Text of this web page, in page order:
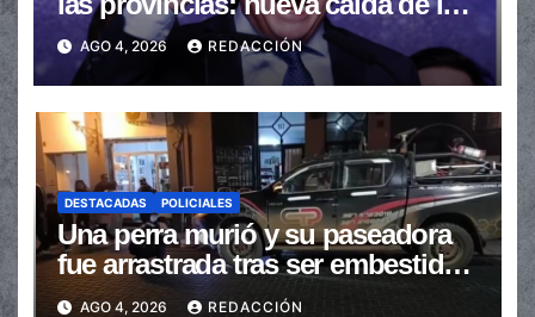
transferencias no automáticas
AGO 4, 2026 REDACCIÓN
DESTACADAS POLICIALES
Una perra murió y su paseadora
fue arrastrada tras ser embestidas
en la senda peatonal
AGO 4, 2026 REDACCIÓN